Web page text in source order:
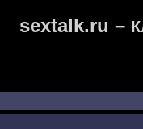
sextalk.ru –